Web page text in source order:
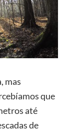
mas
que
até
de